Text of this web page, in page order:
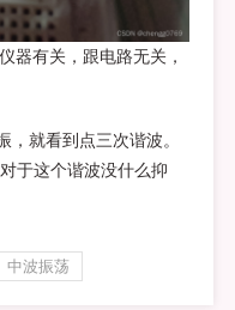
器有关，跟电路无关，
就看到点三次谐波。
于这个谐波没什么抑
中波振荡